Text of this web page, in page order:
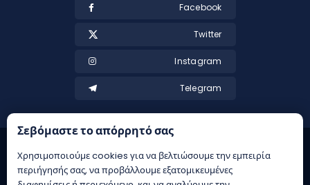
Facebook
Twitter
Instagram
Telegram
Σεβόμαστε το απόρρητό σας
Χρησιμοποιούμε cookies για να βελτιώσουμε την εμπειρία
περιήγησής σας, να προβάλλουμε εξατομικευμένες